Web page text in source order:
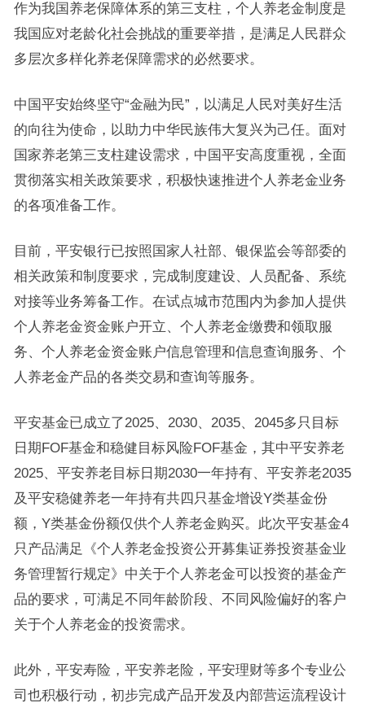
作为我国养老保障体系的第三支柱，个人养老金制度是
我国应对老龄化社会挑战的重要举措，是满足人民群众
多层次多样化养老保障需求的必然要求。
中国平安始终坚守“金融为民”，以满足人民对美好生活
的向往为使命，以助力中华民族伟大复兴为己任。面对
国家养老第三支柱建设需求，中国平安高度重视，全面
贯彻落实相关政策要求，积极快速推进个人养老金业务
的各项准备工作。
目前，平安银行已按照国家人社部、银保监会等部委的
相关政策和制度要求，完成制度建设、人员配备、系统
对接等业务筹备工作。在试点城市范围内为参加人提供
个人养老金资金账户开立、个人养老金缴费和领取服
务、个人养老金资金账户信息管理和信息查询服务、个
人养老金产品的各类交易和查询等服务。
平安基金已成立了2025、2030、2035、2045多只目标
日期FOF基金和稳健目标风险FOF基金，其中平安养老
2025、平安养老目标日期2030一年持有、平安养老2035
及平安稳健养老一年持有共四只基金增设Y类基金份
额，Y类基金份额仅供个人养老金购买。此次平安基金4
只产品满足《个人养老金投资公开募集证券投资基金业
务管理暂行规定》中关于个人养老金可以投资的基金产
品的要求，可满足不同年龄阶段、不同风险偏好的客户
关于个人养老金的投资需求。
此外，平安寿险，平安养老险，平安理财等多个专业公
司也积极行动，初步完成产品开发及内部营运流程设计